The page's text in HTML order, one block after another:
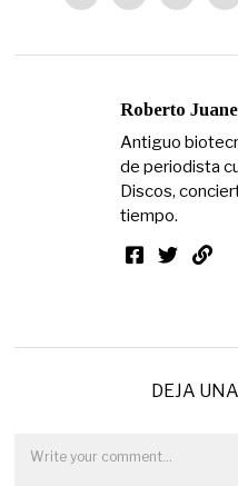
Roberto
Antiguo
de periodista
Discos,
tiempo.
DEJA